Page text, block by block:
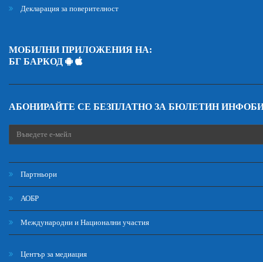
Декларация за поверителност
МОБИЛНИ ПРИЛОЖЕНИЯ НА:
БГ БАРКОД
АБОНИРАЙТЕ СЕ БЕЗПЛАТНО ЗА БЮЛЕТИН
Партньори
АОБР
Международни и Национални участия
Център за медиация